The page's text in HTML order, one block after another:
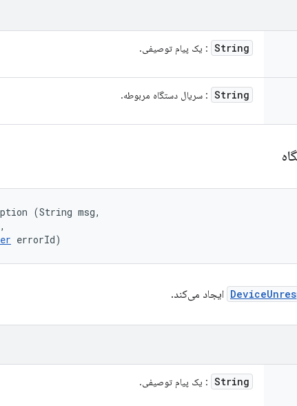
String : یک پیام توصیفی.
String : سریال دستگاه مربوطه.
(String msg,
errorId)
ایجاد می‌کند.
String : یک پیام توصیفی.